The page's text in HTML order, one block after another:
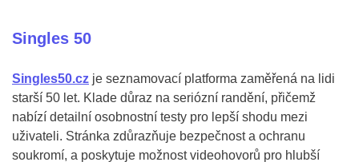
Singles 50
Singles50.cz je seznamovací platforma zaměřená na lidi
starší 50 let. Klade důraz na seriózní randění, přičemž
nabízí detailní osobnostní testy pro lepší shodu mezi
uživateli. Stránka zdůrazňuje bezpečnost a ochranu
soukromí, a poskytuje možnost videohovorů pro hlubší